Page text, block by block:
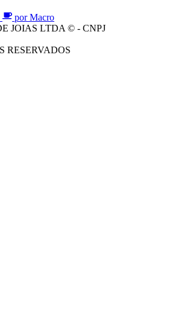
por Macro
JOIAS LTDA © - CNPJ
RESERVADOS